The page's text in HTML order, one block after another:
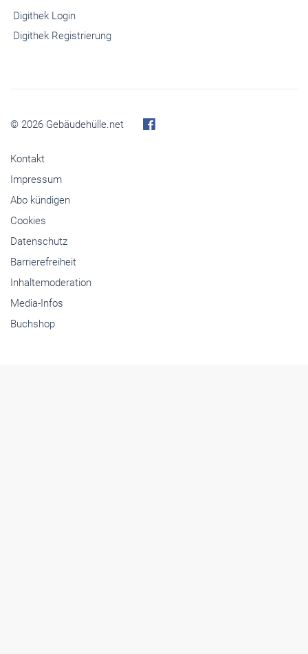
Digithek Login
Digithek Registrierung
© 2026 Gebäudehülle.net
Kontakt
Impressum
Abo kündigen
Cookies
Datenschutz
Barrierefreiheit
Inhaltemoderation
Media-Infos
Buchshop